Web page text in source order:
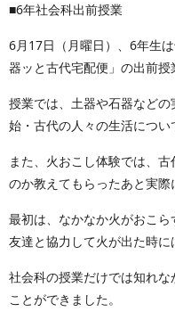
■6年社会科出前授業
6月17日（月曜日）、6年生
器ッと古代宅配便」の出前授
授業では、土器や石器など
始・古代の人々の生活につい
また、火おこし体験では、
のか教えてもらったあと実際
最初は、なかなか火がおこら
友達と協力して火が出た時に
社会科の授業だけでは知れ
ことができました。